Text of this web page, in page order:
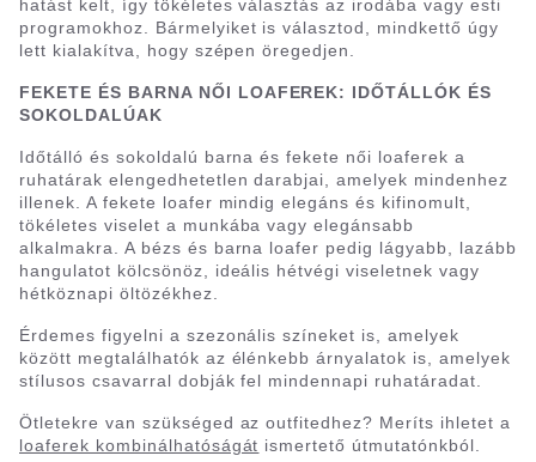
hatást kelt, így tökéletes választás az irodába vagy esti
programokhoz. Bármelyiket is választod, mindkettő úgy
lett kialakítva, hogy szépen öregedjen.
FEKETE ÉS BARNA NŐI LOAFEREK: IDŐTÁLLÓK ÉS
SOKOLDALÚAK
Időtálló és sokoldalú barna és fekete női loaferek a
ruhatárak elengedhetetlen darabjai, amelyek mindenhez
illenek. A fekete loafer mindig elegáns és kifinomult,
tökéletes viselet a munkába vagy elegánsabb
alkalmakra. A bézs és barna loafer pedig lágyabb, lazább
hangulatot kölcsönöz, ideális hétvégi viseletnek vagy
hétköznapi öltözékhez.
Érdemes figyelni a szezonális színeket is, amelyek
között megtalálhatók az élénkebb árnyalatok is, amelyek
stílusos csavarral dobják fel mindennapi ruhatáradat.
Ötletekre van szükséged az outfitedhez? Meríts ihletet a
loaferek kombinálhatóságát ismertető útmutatónkból.